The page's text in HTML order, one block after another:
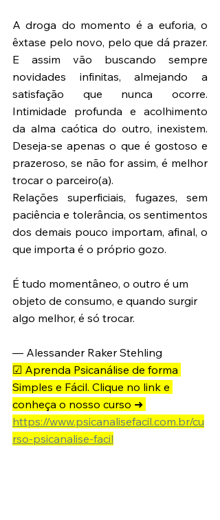
A droga do momento é a euforia, o
êxtase pelo novo, pelo que dá prazer.
E assim vão buscando sempre
novidades infinitas, almejando a
satisfação que nunca ocorre.
Intimidade profunda e acolhimento
da alma caótica do outro, inexistem.
Deseja-se apenas o que é gostoso e
prazeroso, se não for assim, é melhor
trocar o parceiro(a).
Relações superficiais, fugazes, sem
paciência e tolerância, os sentimentos
dos demais pouco importam, afinal, o
que importa é o próprio gozo.
É tudo momentâneo, o outro é um
objeto de consumo, e quando surgir
algo melhor, é só trocar.
— Alessander Raker Stehling
☑ Aprenda Psicanálise de forma
Simples e Fácil. Clique no link e
conheça o nosso curso ➜
https://www.psicanalisefacil.com.br/cu
rso-psicanalise-facil